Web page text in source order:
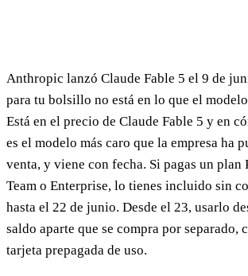
Anthropic lanzó Claude Fable 5 el 9 de
para tu bolsillo no está en lo que el modelo
Está en el precio de Claude Fable 5 y en
es el modelo más caro que la empresa ha
venta, y viene con fecha. Si pagas un plan
Team o Enterprise, lo tienes incluido sin
hasta el 22 de junio. Desde el 23, usarlo
saldo aparte que se compra por separado,
tarjeta prepagada de uso.